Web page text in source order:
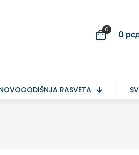
0 0
RASVETA